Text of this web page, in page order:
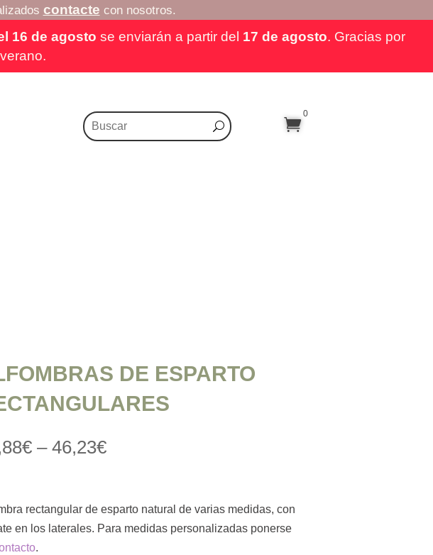
contacte con nosotros.
16 de agosto se enviarán a partir del 17 de agosto. Gracias por

0
DE ESPARTO
€– 46,23€
rectangular de esparto natural de varias medidas, con
en los laterales. Para medidas personalizadas ponerse
.